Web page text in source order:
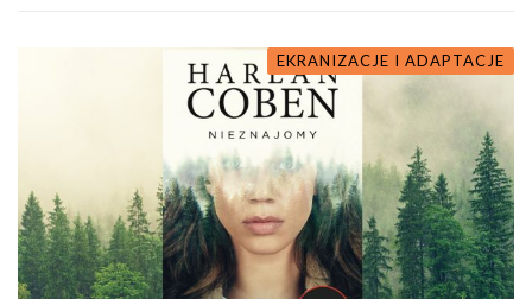
EKRANIZACJE I ADAPTACJE